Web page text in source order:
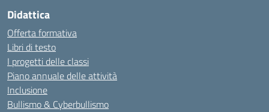
Didattica
Offerta formativa
Libri di testo
I progetti delle classi
Piano annuale delle attività
Inclusione
Bullismo & Cyberbullismo